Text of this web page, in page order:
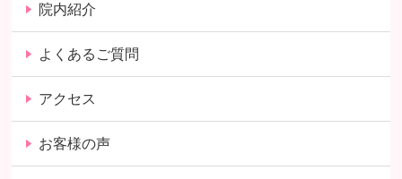
院内紹介
よくあるご質問
アクセス
お客様の声